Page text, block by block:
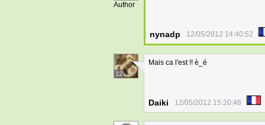
Author
nynadp 12/05/2012 14:40:52
12
Mais ca l'est !! è_é
Daiki 12/05/2012 15:20:48